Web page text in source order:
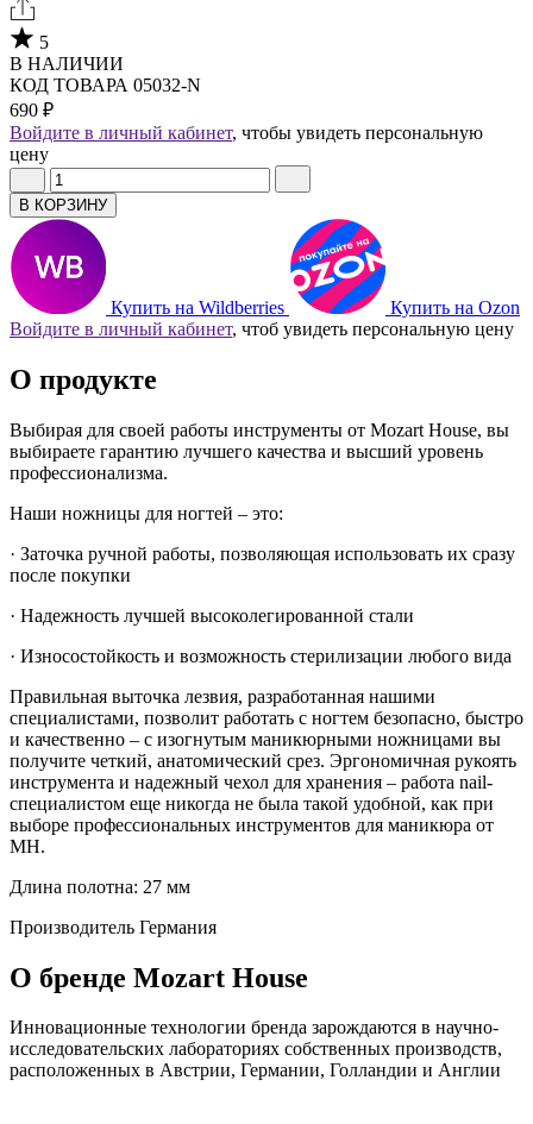
5
В НАЛИЧИИ
КОД ТОВАРА 05032-N
690 ₽
Войдите в личный кабинет, чтобы увидеть персональную
цену
В КОРЗИНУ
Купить на Wildberries
Купить на Ozon
Войдите в личный кабинет, чтоб увидеть персональную цену
О продукте
Выбирая для своей работы инструменты от Mozart House, вы
выбираете гарантию лучшего качества и высший уровень
профессионализма.
Наши ножницы для ногтей – это:
· Заточка ручной работы, позволяющая использовать их сразу
после покупки
· Надежность лучшей высоколегированной стали
· Износостойкость и возможность стерилизации любого вида
Правильная выточка лезвия, разработанная нашими
специалистами, позволит работать с ногтем безопасно, быстро
и качественно – с изогнутым маникюрными ножницами вы
получите четкий, анатомический срез. Эргономичная рукоять
инструмента и надежный чехол для хранения – работа nail-
специалистом еще никогда не была такой удобной, как при
выборе профессиональных инструментов для маникюра от
MH.
Длина полотна: 27 мм
Производитель Германия
О бренде Mozart House
Инновационные технологии бренда зарождаются в научно-
исследовательских лабораториях собственных производств,
расположенных в Австрии, Германии, Голландии и Англии